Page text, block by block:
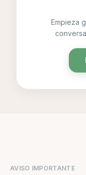
Empieza
AVISO IMPORTANTE